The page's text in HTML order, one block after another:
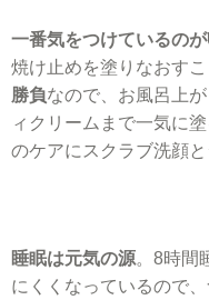
一番気をつけているの
焼け止めを塗りなおすこ
勝負なので、お風呂上
ィクリームまで一気に
のケアにスクラブ洗顔
睡眠は元気の源。8時間
にくくなっているので